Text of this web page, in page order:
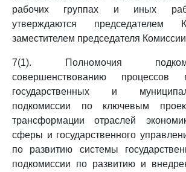
рабочих группах и иных
утверждаются председателем
заместителем председателя
7(1). Полномочия
совершенствованию процессов
государственных и
подкомиссии по ключевым
трансформации отраслей
сферы и государственного
по развитию системы
подкомиссии по развитию и